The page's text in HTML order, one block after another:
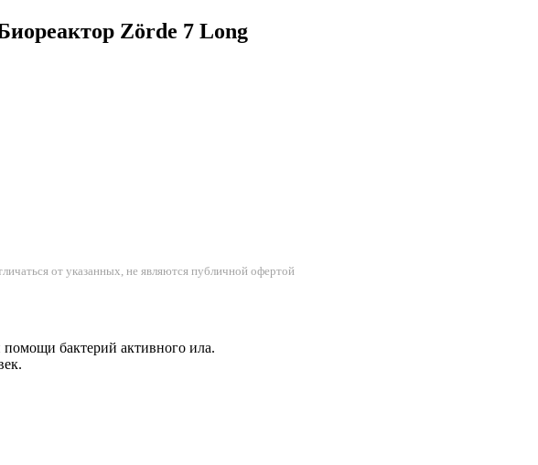
Zörde 7 Long
от указанных, не являются публичной офертой
бактерий активного ила.